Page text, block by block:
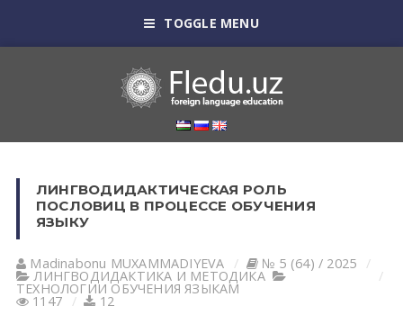
TOGGLE MENU
ЛИНГВОДИДАКТИЧЕСКАЯ РОЛЬ
ПОСЛОВИЦ В ПРОЦЕССЕ ОБУЧЕНИЯ
ЯЗЫКУ
Madinabonu MUXAMMADIYEVA № 5 (64) / 2025
ЛИНГВОДИДАКТИКА И МЕТОДИКА
ТЕХНОЛОГИИ ОБУЧЕНИЯ ЯЗЫКАМ
1147 12